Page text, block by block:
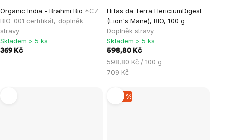
Organic India - Brahmi Bio *CZ-
BIO-001 certifikát, doplněk
stravy
Skladem > 5 ks
369 Kč
Hifas da Terra HericiumDigest
(Lion's Mane), BIO, 100 g
Doplněk stravy
Skladem > 5 ks
598,80 Kč
Měrná
cena:
598,80 Kč / 100 g
709 Kč
–28 %